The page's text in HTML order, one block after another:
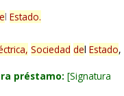
l Estado.
Sociedad del Estado,
préstamo: Signatura